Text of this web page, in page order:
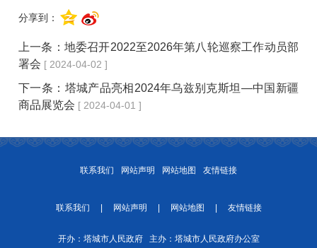
分享到：
上一条： 地委召开2022至2026年第八轮巡察工作动员部
署会 [ 2024-04-02 ]
下一条： 塔城产品亮相2024年乌兹别克斯坦—中国新疆
商品展览会 [ 2024-04-01 ]
联系我们 网站声明 网站地图 友情链接
联系我们 网站声明 网站地图 友情链接
开办：塔城市人民政府 主办：塔城市人民政府办公室